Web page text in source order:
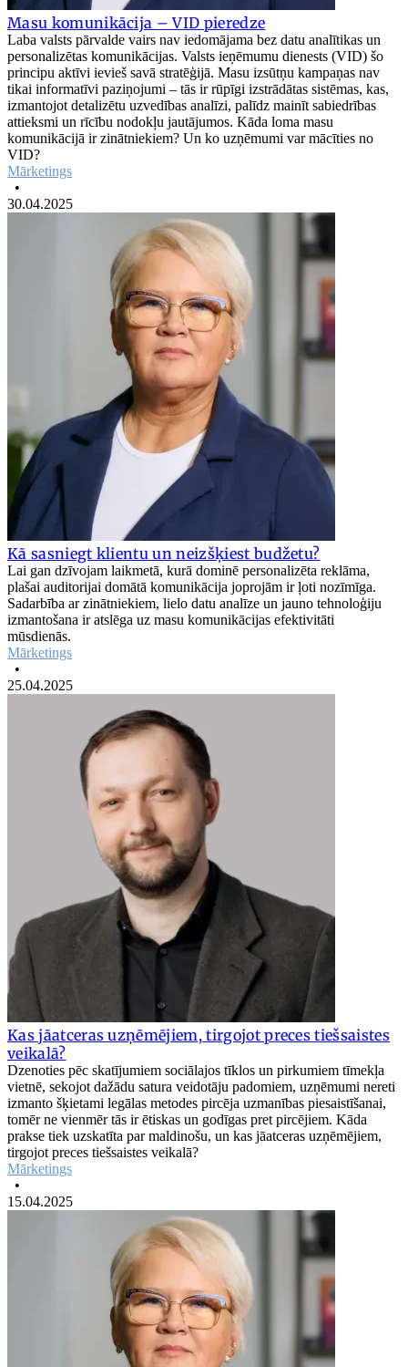
Masu komunikācija – VID pieredze
Laba valsts pārvalde vairs nav iedomājama bez datu analītikas un
personalizētas komunikācijas. Valsts ieņēmumu dienests (VID) šo
principu aktīvi ievieš savā stratēģijā. Masu izsūtņu kampaņas nav
tikai informatīvi paziņojumi – tās ir rūpīgi izstrādātas sistēmas, kas,
izmantojot detalizētu uzvedības analīzi, palīdz mainīt sabiedrības
attieksmi un rīcību nodokļu jautājumos. Kāda loma masu
komunikācijā ir zinātniekiem? Un ko uzņēmumi var mācīties no
VID?
Mārketings
•
30.04.2025
Kā sasniegt klientu un neizšķiest budžetu?
Lai gan dzīvojam laikmetā, kurā dominē personalizēta reklāma,
plašai auditorijai domātā komunikācija joprojām ir ļoti nozīmīga.
Sadarbība ar zinātniekiem, lielo datu analīze un jauno tehnoloģiju
izmantošana ir atslēga uz masu komunikācijas efektivitāti
mūsdienās.
Mārketings
•
25.04.2025
Kas jāatceras uzņēmējiem, tirgojot preces tiešsaistes
veikalā?
Dzenoties pēc skatījumiem sociālajos tīklos un pirkumiem tīmekļa
vietnē, sekojot dažādu satura veidotāju padomiem, uzņēmumi nereti
izmanto šķietami legālas metodes pircēja uzmanības piesaistīšanai,
tomēr ne vienmēr tās ir ētiskas un godīgas pret pircējiem. Kāda
prakse tiek uzskatīta par maldinošu, un kas jāatceras uzņēmējiem,
tirgojot preces tiešsaistes veikalā?
Mārketings
•
15.04.2025